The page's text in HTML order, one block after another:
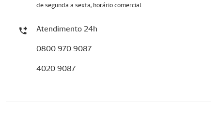
de segunda a sexta, horário comercial
Atendimento 24h
0800 970 9087
4020 9087